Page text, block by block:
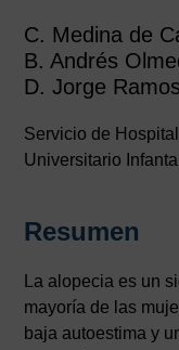
C. Medina de
B. Andrés
D. Jorge Ramos
Servicio de
Universitario
Resumen
La alopecia es un
mayoría de las
baja autoestima y